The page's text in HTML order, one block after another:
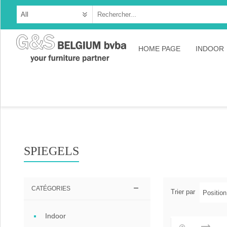
HOME PAGE INDOOR
SPIEGELS
Trier par
CATÉGORIES
Indoor